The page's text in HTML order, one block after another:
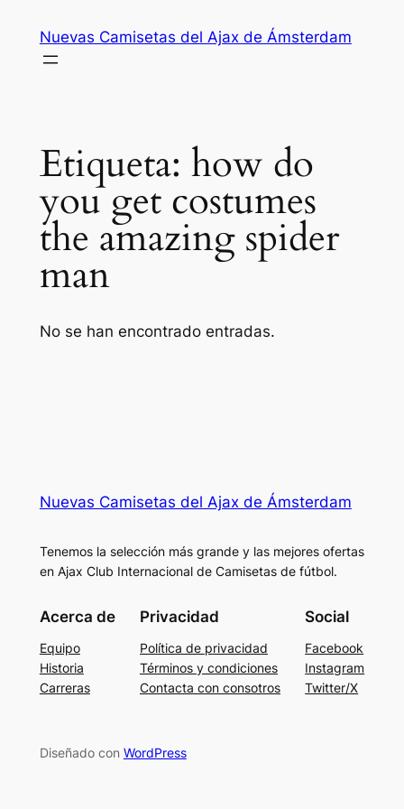
contenido
Nuevas Camisetas del Ajax de Ámsterdam
Etiqueta: how do
you get costumes
the amazing spider
man
No se han encontrado entradas.
Nuevas Camisetas del Ajax de Ámsterdam
Tenemos la selección más grande y las mejores ofertas
en Ajax Club Internacional de Camisetas de fútbol.
Acerca de
Equipo
Historia
Carreras
Privacidad
Política de privacidad
Términos y condiciones
Contacta con consotros
Social
Facebook
Instagram
Twitter/X
Diseñado con WordPress